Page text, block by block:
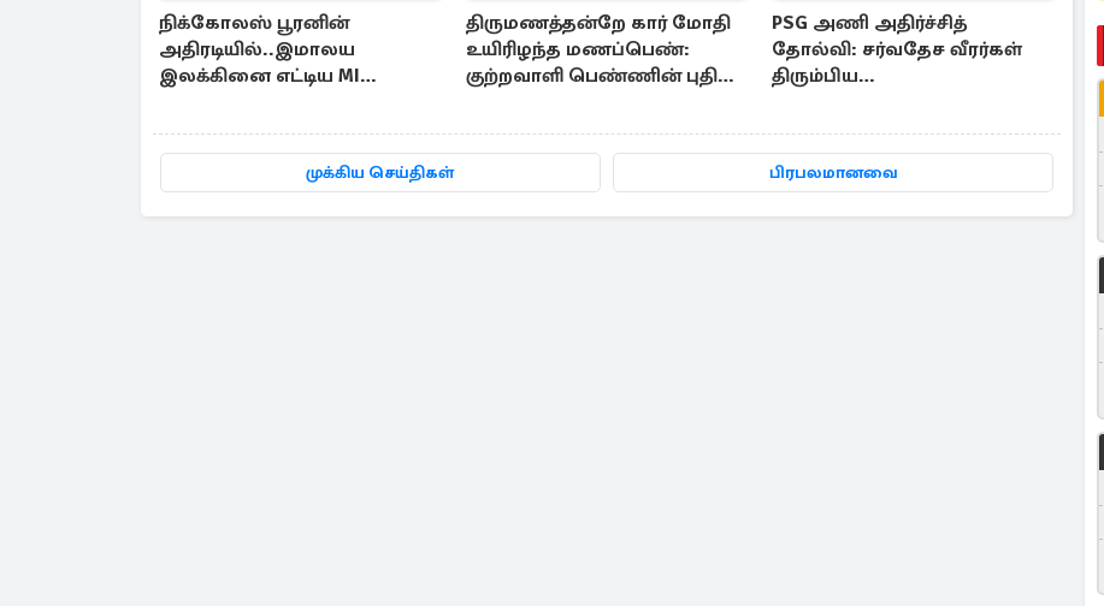
நிக்கோலஸ் பூரனின்
அதிரடியில்..இமாலய
இலக்கினை எட்டிய MI
திருமணத்தன்றே கார் மோதி
உயிரிழந்த மணப்பெண்:
குற்றவாளி பெண்ணின் புதிய
PSG அணி அதிர்ச்சித்
தோல்வி: சர்வதேச வீரர்கள்
திரும்பிய
காரணம்
முக்கிய செய்திகள் பிரபலமானவை